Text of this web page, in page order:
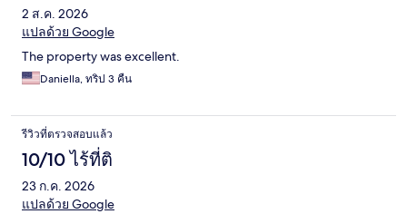
2 ส.ค. 2026
แปลด้วย Google
The property was excellent.
Daniella, ทริป 3 คืน
รีวิวที่ตรวจสอบแล้ว
10/10 ไร้ที่ติ
23 ก.ค. 2026
แปลด้วย Google